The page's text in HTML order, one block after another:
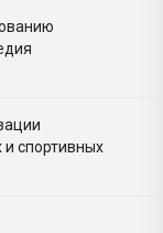
и спортивных